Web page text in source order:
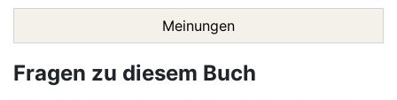
Meinungen
Fragen zu diesem Buch